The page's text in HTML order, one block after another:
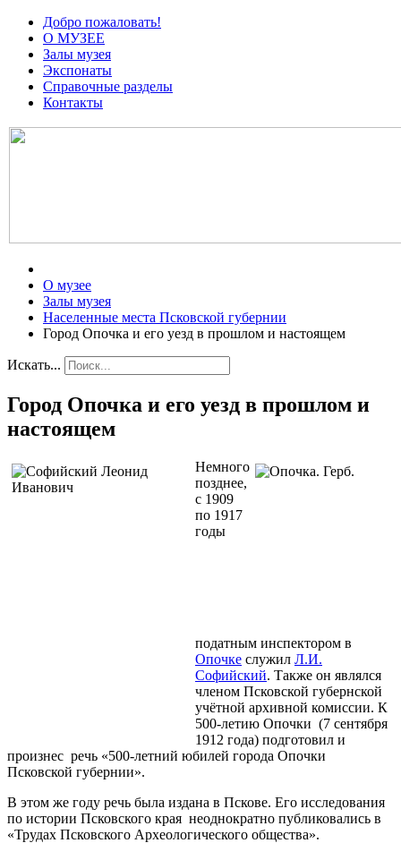
Добро пожаловать!
О МУЗЕЕ
Залы музея
Экспонаты
Справочные разделы
Контакты
О музее
Залы музея
Населенные места Псковской губернии
Город Опочка и его уезд в прошлом и настоящем
Искать...
Город Опочка и его уезд в прошлом и
настоящем
Немного
позднее,
с 1909
по 1917
годы
податным инспектором в
Опочке служил Л.И.
Софийский. Также он являлся
членом Псковской губернской
учётной архивной комиссии. К
500-летию Опочки (7 сентября
1912 года) подготовил и
произнес речь «500-летний юбилей города Опочки
Псковской губернии».
В этом же году речь была издана в Пскове. Его исследования
по истории Псковского края неоднократно публиковались в
«Трудах Псковского Археологического общества».